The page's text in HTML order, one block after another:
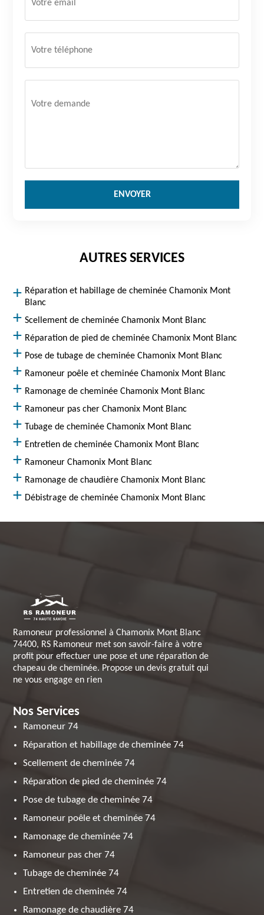
AUTRES SERVICES
Réparation et habillage de cheminée Chamonix Mont
Blanc
Scellement de cheminée Chamonix Mont Blanc
Réparation de pied de cheminée Chamonix Mont Blanc
Pose de tubage de cheminée Chamonix Mont Blanc
Ramoneur poêle et cheminée Chamonix Mont Blanc
Ramonage de cheminée Chamonix Mont Blanc
Ramoneur pas cher Chamonix Mont Blanc
Tubage de cheminée Chamonix Mont Blanc
Entretien de cheminée Chamonix Mont Blanc
Ramoneur Chamonix Mont Blanc
Ramonage de chaudière Chamonix Mont Blanc
Débistrage de cheminée Chamonix Mont Blanc
Ramoneur professionnel à Chamonix Mont Blanc
74400, RS Ramoneur met son savoir-faire à votre
profit pour effectuer une pose et une réparation de
chapeau de cheminée. Propose un devis gratuit qui
ne vous engage en rien
Nos Services
Ramoneur 74
Réparation et habillage de cheminée 74
Scellement de cheminée 74
Réparation de pied de cheminée 74
Pose de tubage de cheminée 74
Ramoneur poêle et cheminée 74
Ramonage de cheminée 74
Ramoneur pas cher 74
Tubage de cheminée 74
Entretien de cheminée 74
Ramonage de chaudière 74